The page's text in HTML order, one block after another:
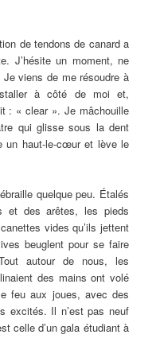
de tendons de canard a
J’hésite un moment, ne
Je viens de me résoudre à
à côté de moi et,
: « clear ». Je mâchouille
qui glisse sous la dent
un haut-le-cœur et lève le
quelque peu. Étalés
et des arêtes, les pieds
vides qu’ils jettent
beuglent pour se faire
autour de nous, les
des mains ont volé
feu aux joues, avec des
excités. Il n’est pas neuf
celle d’un gala étudiant à